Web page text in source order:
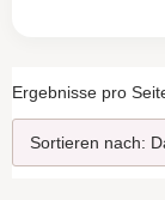
Ergebnisse pro